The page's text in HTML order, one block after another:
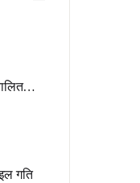
गति